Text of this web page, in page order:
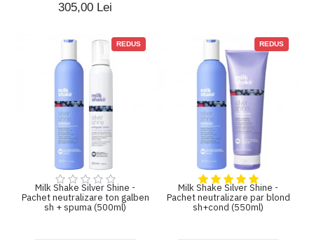
305,00 Lei
REDUS
Milk Shake Silver Shine -
Pachet neutralizare ton galben
sh + spuma (500ml)
REDUS
Milk Shake Silver Shine -
Pachet neutralizare par blond
sh+cond (550ml)